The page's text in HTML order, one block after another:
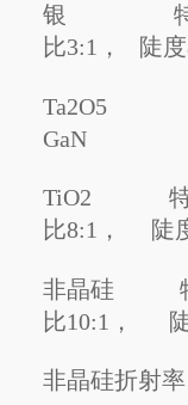
银 特征
比3:1， 陡度
Ta2O5
GaN
TiO2
比8:1， 陡
非晶硅
比10:1，
非晶硅折射率